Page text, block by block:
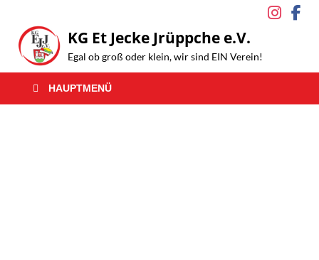
KG Et Jecke Jrüppche e.V.
Egal ob groß oder klein, wir sind EIN Verein!
HAUPTMENÜ